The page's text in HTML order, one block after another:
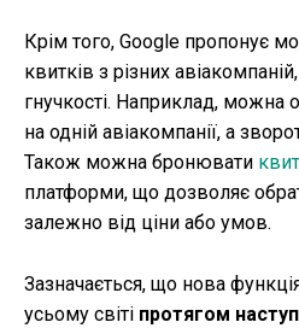
Крім того, Google пропонує
квитків з різних
гнучкості. Наприклад, можна
на одній авіакомпанії, а
Також можна бронювати
платформи, що дозволяє
залежно від ціни або умов.
Зазначається, що нова
усьому світі протягом